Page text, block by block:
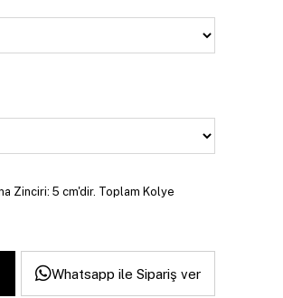
Zinciri: 5 cm'dir. Toplam Kolye
Whatsapp ile Sipariş ver